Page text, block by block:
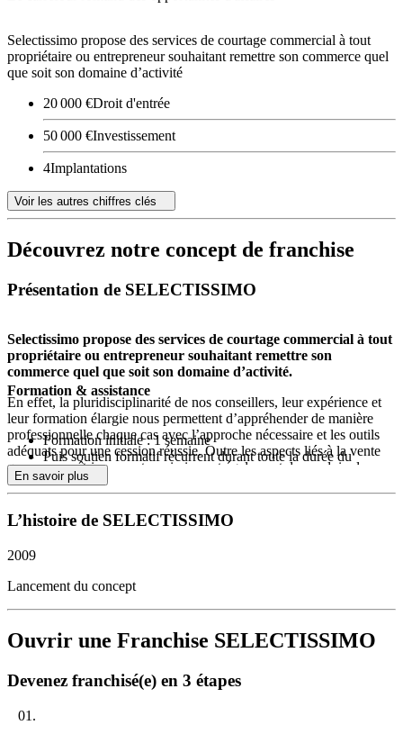
Selectissimo propose des services de courtage commercial à tout
propriétaire ou entrepreneur souhaitant remettre son commerce quel
que soit son domaine d’activité
20 000 €Droit d'entrée
50 000 €Investissement
4Implantations
Voir les autres chiffres clés
Découvrez notre concept de franchise
Présentation de SELECTISSIMO
Selectissimo propose des services de courtage commercial à tout
propriétaire ou entrepreneur souhaitant remettre son
commerce quel que soit son domaine d’activité.
En effet, la pluridisciplinarité de nos conseillers, leur expérience et
leur formation élargie nous permettent d’appréhender de manière
professionnelle chaque cas avec l’approche nécessaire et les outils
adéquats pour une cession réussie. Outre les aspects liés à la vente
que nous maîtrisons, notre mission est également de conduire la
négociation en prenant soin d’évaluer soigneusement les aspects
financiers, fiscaux, juridiques et administratifs d’un dossier en
équilibre entre les intérêts du vendeur et de l’acheteur.
d’entreprises qui constituent ses principales activités, Selectissimo a
développé des compétences plurielles à l’intention des entrepreneurs
démarrage de leurs activités économiques. Au-delà de ses missions
proposant des services élargis dans les domaines administratifs,
juridiques, financiers, informatiques, formatifs et plus largement
distinguer clairement de ses compétiteurs qui ne se concentrent
Formation & assistance
Formation initiale : 1 semaine
Puis soutien formatif récurrent durant toute la durée du
contrat.
En savoir plus
L’histoire de SELECTISSIMO
2009
Lancement du concept
Ouvrir une Franchise SELECTISSIMO
Devenez franchisé(e) en 3 étapes
01.